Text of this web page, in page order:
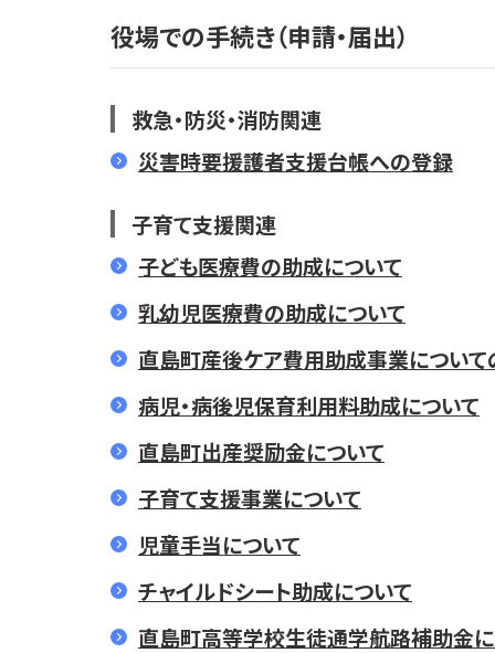
役場での手続き（申請・届出）
救急・防災・消防関連
災害時要援護者支援台帳への登録
子育て支援関連
子ども医療費の助成について
乳幼児医療費の助成について
直島町産後ケア費用助成事業について
病児・病後児保育利用料助成について
直島町出産奨励金について
子育て支援事業について
児童手当について
チャイルドシート助成について
直島町高等学校生徒通学航路補助金